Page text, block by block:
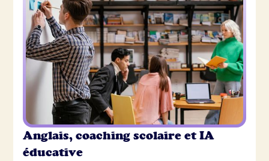
Anglais, coaching scolaire et IA
éducative